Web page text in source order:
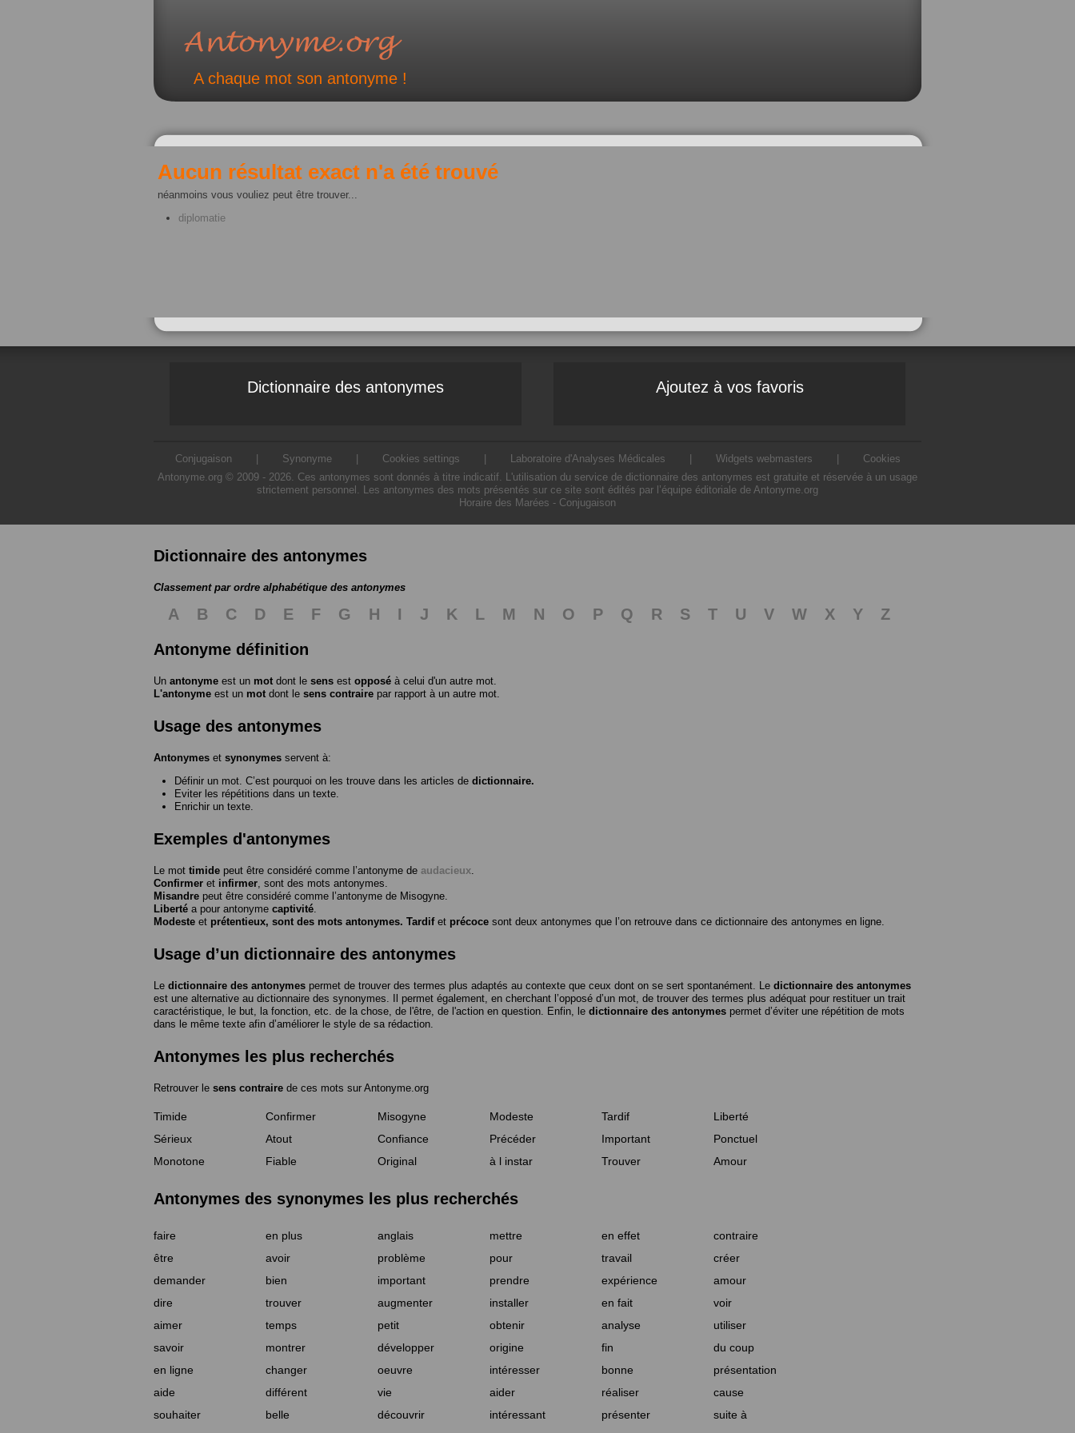
A chaque mot son antonyme !
Aucun résultat exact n'a été trouvé
néanmoins vous vouliez peut être trouver...
diplomatie
Dictionnaire des antonymes Ajoutez à vos favoris
Conjugaison Synonyme Cookies settings Laboratoire d'Analyses Médicales Widgets webmasters
Cookies
Antonyme.org © 2009 - 2026. Ces antonymes sont donnés à titre indicatif. L'utilisation du service de dictionnaire des antonymes est gratuite et réservée à un usage
strictement personnel. Les antonymes des mots présentés sur ce site sont édités par l’équipe éditoriale de Antonyme.org
Horaire des Marées - Conjugaison
Dictionnaire des antonymes
Classement par ordre alphabétique des antonymes
A B C D E F G H I J K L M N O P Q R S T U V W X Y
Z
Antonyme définition
Un antonyme est un mot dont le sens est opposé à celui d'un autre mot.
L'antonyme est un mot dont le sens contraire par rapport à un autre mot.
Usage des antonymes
Antonymes et synonymes servent à:
Définir un mot. C’est pourquoi on les trouve dans les articles de dictionnaire.
Eviter les répétitions dans un texte.
Enrichir un texte.
Exemples d'antonymes
Le mot timide peut être considéré comme l’antonyme de audacieux
Confirmer et infirmer , sont des mots antonymes.
Misandre peut être considéré comme l’antonyme de Misogyne
Liberté a pour antonyme captivité
Modeste et prétentieux, sont des mots antonymes. Tardifet précoce sont deux antonymes que l’on retrouve dans ce dictionnaire des antonymes en ligne.
Usage d’un dictionnaire des antonymes
Le dictionnaire des antonymes permet de trouver des termes plus adaptés au contexte que ceux dont on se sert spontanément. Le dictionnaire des antonymes
est une alternative au dictionnaire des synonymes. Il permet également, en cherchant l’opposé d’un mot, de trouver des termes plus adéquat pour restituer un trait
caractéristique, le but, la fonction, etc. de la chose, de l'être, de l'action en question. Enfin, le dictionnaire des antonymes permet d’éviter une répétition de mots
dans le même texte afin d’améliorer le style de sa rédaction.
Antonymes les plus recherchés
Retrouver le sens contraire de ces mots sur Antonyme.org
Timide Confirmer Misogyne Modeste Tardif
Liberté
Sérieux
Atout Confiance Précéder Important
Ponctuel
Monotone
Fiable Original à l instar Trouver Amour
Antonymes des synonymes les plus recherchés
faire en plus anglais mettre en effet
contraire
être
avoir problème pour travail
créer
demander
bien important prendre expérience
amour
dire
trouver augmenter installer en fait
voir
aimer
temps petit obtenir analyse
utiliser
savoir
montrer développer origine fin
du coup
en ligne
changer oeuvre intéresser bonne
présentation
aide
différent vie aider réaliser
cause
souhaiter
belle découvrir intéressant présenter
suite à